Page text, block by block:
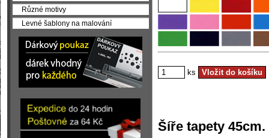
ks
Šíře tapety 45cm.
Různé motivy
Levné šablony na malování